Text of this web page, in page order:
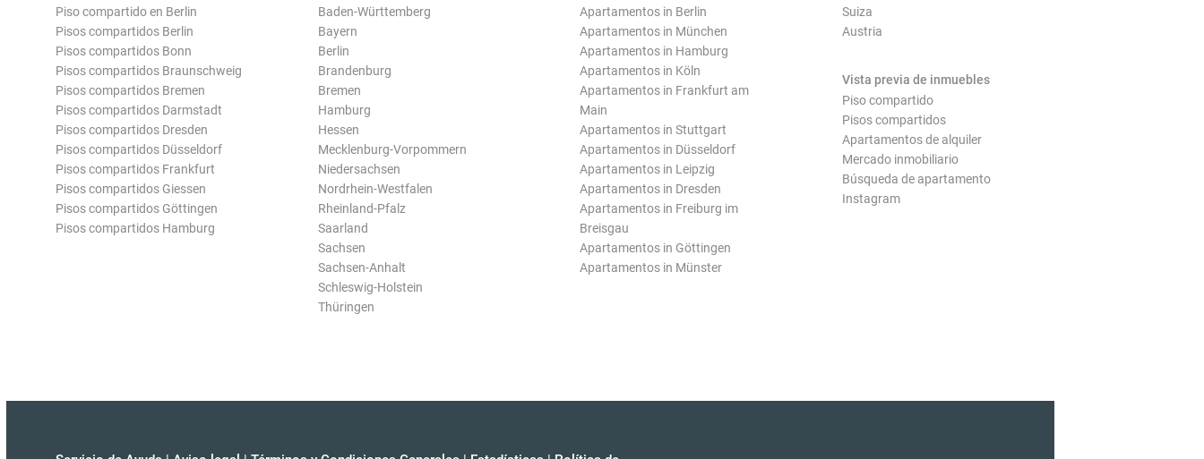
Piso compartido en Berlin
Pisos compartidos Berlin
Pisos compartidos Bonn
Pisos compartidos Braunschweig
Pisos compartidos Bremen
Pisos compartidos Darmstadt
Pisos compartidos Dresden
Pisos compartidos Düsseldorf
Pisos compartidos Frankfurt
Pisos compartidos Giessen
Pisos compartidos Göttingen
Pisos compartidos Hamburg
Baden-Württemberg
Bayern
Berlin
Brandenburg
Bremen
Hamburg
Hessen
Mecklenburg-Vorpommern
Niedersachsen
Nordrhein-Westfalen
Rheinland-Pfalz
Saarland
Sachsen
Sachsen-Anhalt
Schleswig-Holstein
Thüringen
Apartamentos in Berlin
Apartamentos in München
Apartamentos in Hamburg
Apartamentos in Köln
Apartamentos in Frankfurt am
Main
Apartamentos in Stuttgart
Apartamentos in Düsseldorf
Apartamentos in Leipzig
Apartamentos in Dresden
Apartamentos in Freiburg im
Breisgau
Apartamentos in Göttingen
Apartamentos in Münster
Suiza
Austria
Vista previa de inmuebles
Piso compartido
Pisos compartidos
Apartamentos de alquiler
Mercado inmobiliario
Búsqueda de apartamento
Instagram